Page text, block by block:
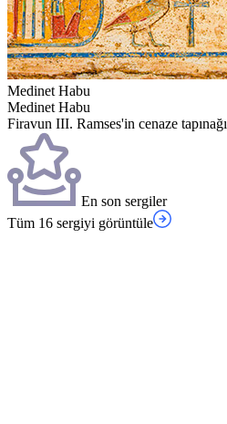
Medinet Habu
Medinet Habu
Firavun III. Ramses'in cenaze
En son sergiler
Tüm 16 sergiyi görüntüle